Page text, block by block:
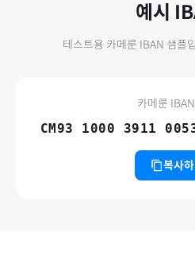
예시
테스트용 카메룬 IBAN 샘플
카메룬
CM93 1000 3911
복사